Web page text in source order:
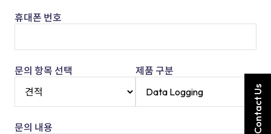
휴대폰 번호
문의 항목 선택 제품 구분
문의 내용 Contact Us